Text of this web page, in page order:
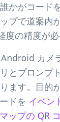
かがコード
プで道案内
度の精度が必
カメ
とプロンプ
ます。目的
ドを イベン
ップの QR